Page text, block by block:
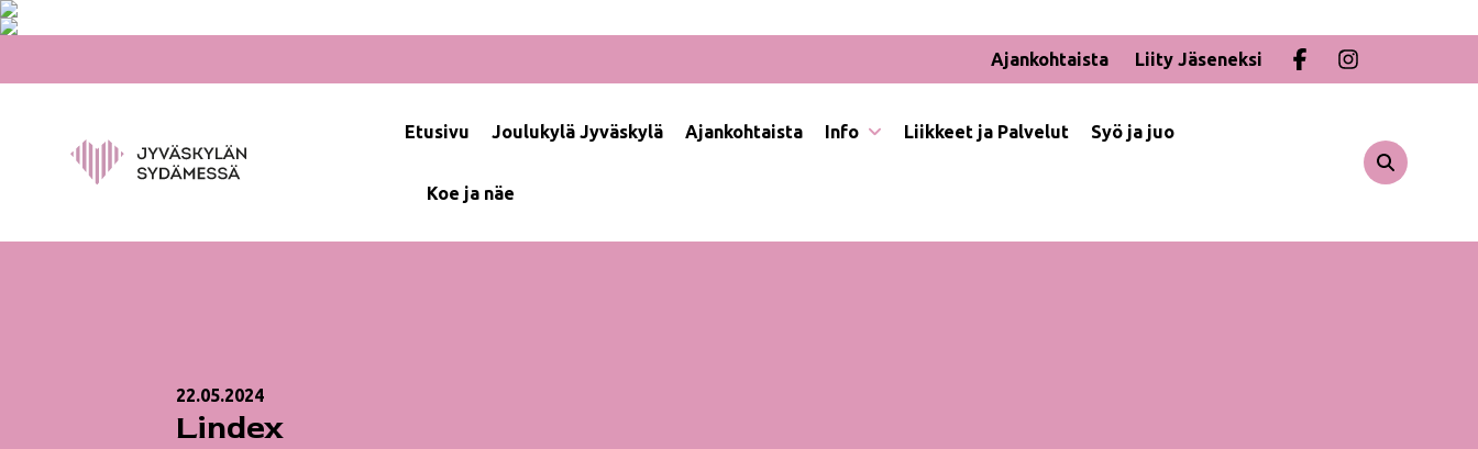
Ajankohtaista
Liity Jäseneksi
Etusivu Joulukylä Jyväskylä Ajankohtaista Info Liikkeet ja Palvelut Syö ja juo
Koe ja näe
22.05.2024
Lindex